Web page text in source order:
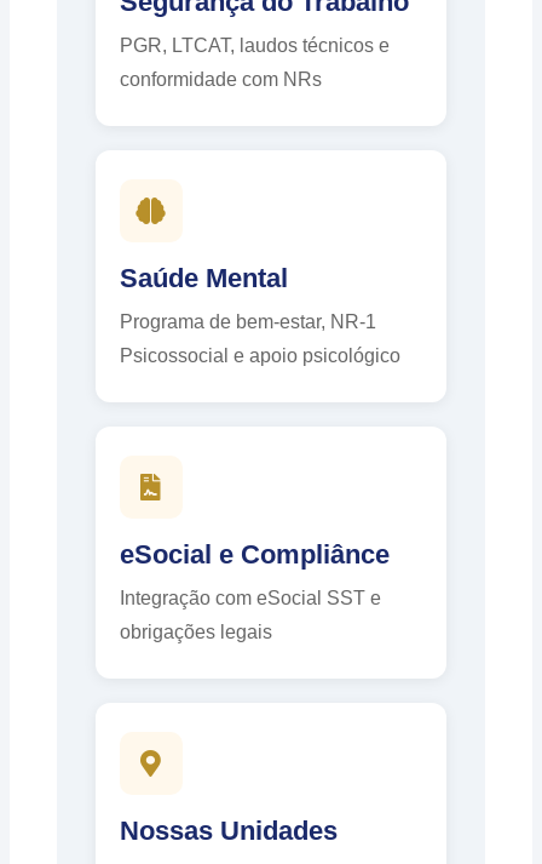
PGR, LTCAT, laudos técnicos e
conformidade com NRs
Saúde Mental
Programa de bem-estar, NR-1
Psicossocial e apoio psicológico
eSocial e Compliânce
Integração com eSocial SST e
obrigações legais
Nossas Unidades